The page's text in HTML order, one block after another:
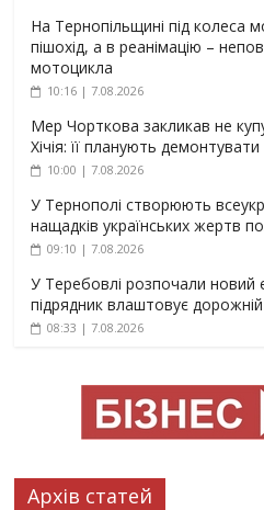
На Тернопільщині під колеса
пішохід, а в реанімацію –
мотоцикла
10:16 | 7.08.2026
Мер Чорткова закликав не
Хічія: її планують демонтувати
10:00 | 7.08.2026
У Тернополі створюють
нащадків українських жертв
09:10 | 7.08.2026
У Теребовлі розпочали новий
підрядник влаштовує
08:33 | 7.08.2026
Архів статей